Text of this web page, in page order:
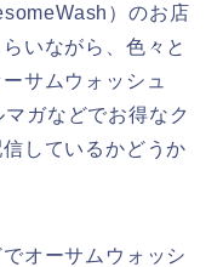
）のお店
いながら、色々と
サムウォッシュ
ガなどでお得なク
しているかどうか
オーサムウォッシ